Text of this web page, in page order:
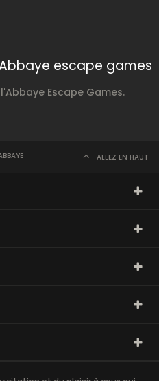
escape games
Escape Games.
ALLEZ EN HAUT